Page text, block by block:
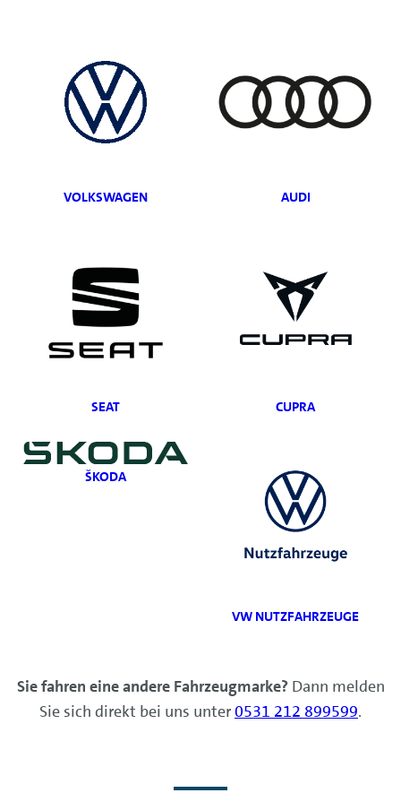
VOLKSWAGEN AUDI
SEAT CUPRA
ŠKODA
VW NUTZFAHRZEUGE
Sie fahren eine andere Fahrzeugmarke?Dann melden
Sie sich direkt bei uns unter0531 212 899599.